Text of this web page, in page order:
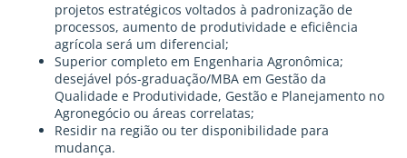
projetos estratégicos voltados à padronização de
processos, aumento de produtividade e eficiência
agrícola será um diferencial;
Superior completo em Engenharia Agronômica;
desejável pós-graduação/MBA em Gestão da
Qualidade e Produtividade, Gestão e Planejamento no
Agronegócio ou áreas correlatas;
Residir na região ou ter disponibilidade para
mudança.